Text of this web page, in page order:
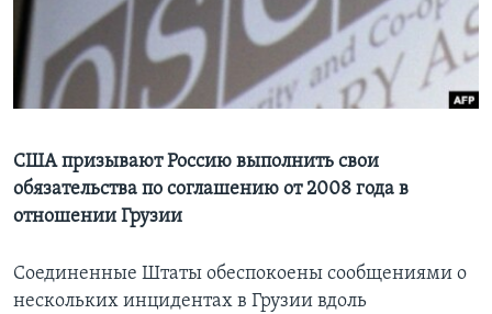
Learning English
СОЦИАЛЬНЫЕ СЕТИ
Языки
США призывают Россию выполнить свои
обязательства по соглашению от 2008 года в
отношении Грузии
Соединенные Штаты обеспокоены сообщениями о
нескольких инцидентах в Грузии вдоль